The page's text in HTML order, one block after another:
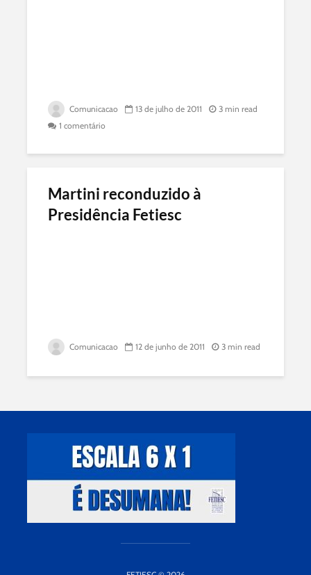
Comunicacao 13 de julho de 2011
3 min read
1 comentário
Martini reconduzido à
Presidência Fetiesc
Comunicacao 12 de junho de 2011 3 min read